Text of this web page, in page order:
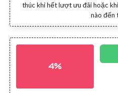
thúc khi hết lượt ưu đãi hoặc
nào đến
4%